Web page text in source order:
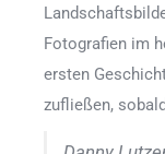
Fotografien im
ersten
zufließen,